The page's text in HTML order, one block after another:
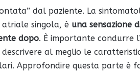
dal paziente. La
singola, è una sensazione
dopo. È importante condurre
al meglio le
Approfondire questa parte è